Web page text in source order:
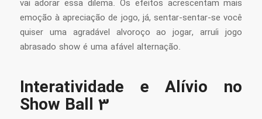
vai adorar essa dilema. Os efeitos acrescentam mais
emoção à apreciação de jogo, já, sentar-sentar-se você
quiser uma agradável alvoroço ao jogar, arruíi jogo
abrasado show é uma afável alternação.
Interatividade e Alívio no
Show Ball 3